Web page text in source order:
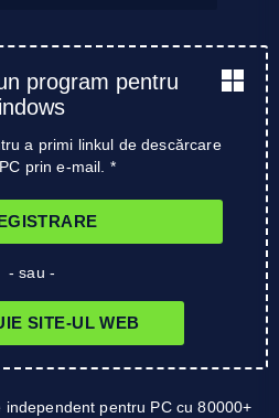
program pentru
a primi linkul de descărcare
prin e-mail. *
- sau -
SITE-UL WEB
pentru PC cu 80000+